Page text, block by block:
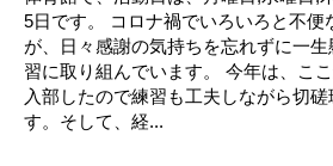
5日です。 コロナ禍でいろいろと不便
が、日々感謝の気持ちを忘れずに一
習に取り組んでいます。 今年は、こ
入部したので練習も工夫しながら切
す。そして、経...